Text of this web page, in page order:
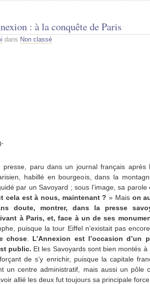
: à la conquête de Paris
dans Non classé
presse, paru dans un journal français après
habillé en bourgeois, dans la
par un Savoyard ; sous l’image, sa parole
cela est à nous, maintenant ?» Mais on
doute, montrer, dans la presse
à Paris, et, face à un de ses
puisque la tour Eiffel n’existait pas
chose
L’Annexion est l’occasion d’un
public. Et les Savoyards sont bien montés à
de s’y enrichir, puisque la capitale
un centre administratif, mais aussi un pôle
allié les deux fut toujours sa principale